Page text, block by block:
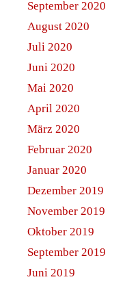
September 2020
August 2020
Juli 2020
Juni 2020
Mai 2020
April 2020
März 2020
Februar 2020
Januar 2020
Dezember 2019
November 2019
Oktober 2019
September 2019
Juni 2019